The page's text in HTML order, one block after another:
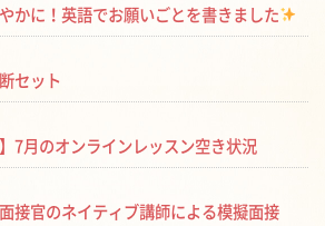
かに！英語でお願いごとを書きました
セット
7月のオンラインレッスン空き状況
接官のネイティブ講師による模擬面接